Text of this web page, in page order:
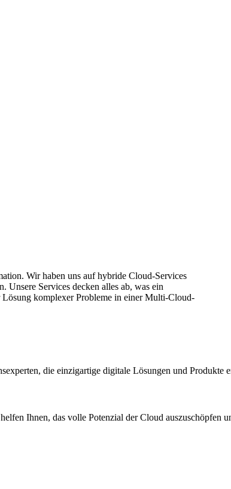
Wir haben uns auf hybride Cloud-Services
Unsere Services decken alles ab, was ein
komplexer Probleme in einer Multi-Cloud-
die einzigartige digitale Lösungen und Produkte
Ihnen, das volle Potenzial der Cloud auszuschöpfen